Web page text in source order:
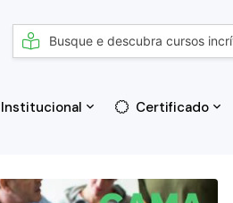
Institucional Certificado